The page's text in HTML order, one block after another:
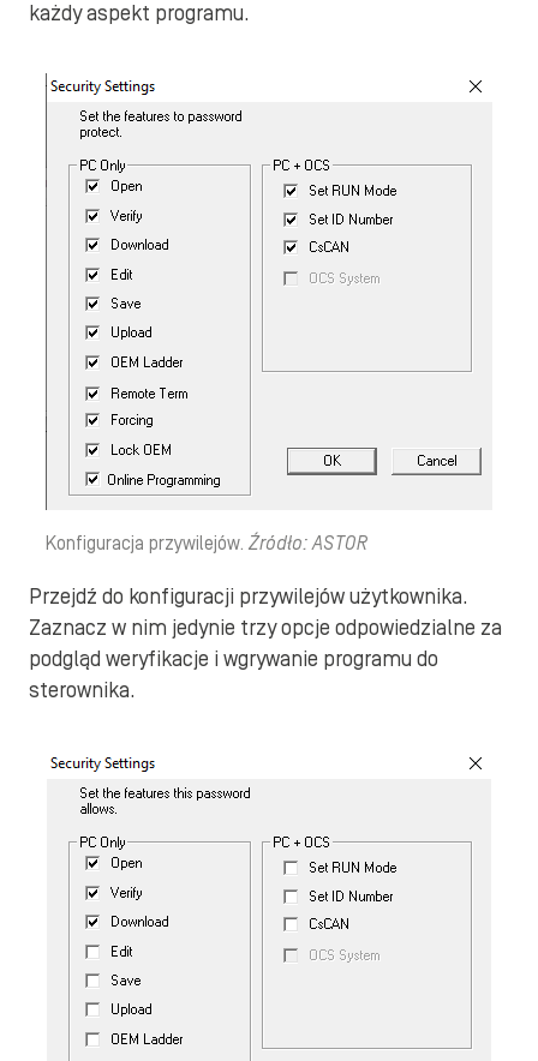
każdy aspekt programu.
Konfiguracja przywilejów. Źródło: ASTOR
Przejdź do konfiguracji przywilejów użytkownika.
Zaznacz w nim jedynie trzy opcje odpowiedzialne za
podgląd weryfikacje i wgrywanie programu do
sterownika.